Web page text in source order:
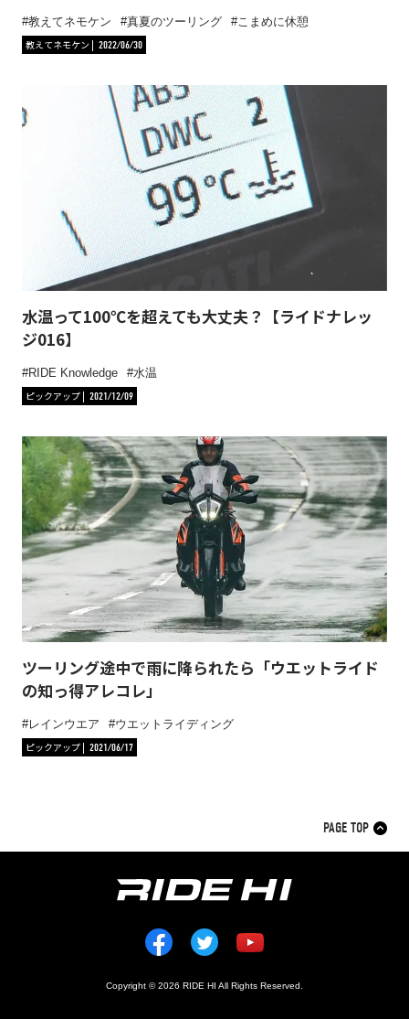
教えてネモケン 真夏のツーリング
こまめに休憩
教えてネモケン
2022/06/30
水温って100℃を超えても大丈夫？【ライドナレッ
ジ016】
RIDE Knowledge
水温
ピックアップ
2021/12/09
ツーリング途中で雨に降られたら「ウエットライド
の知っ得アレコレ」
レインウエア
ウエットライディング
ピックアップ
2021/06/17
Copyright © 2026 RIDE HI All Rights Reserved.
PAGE TOP